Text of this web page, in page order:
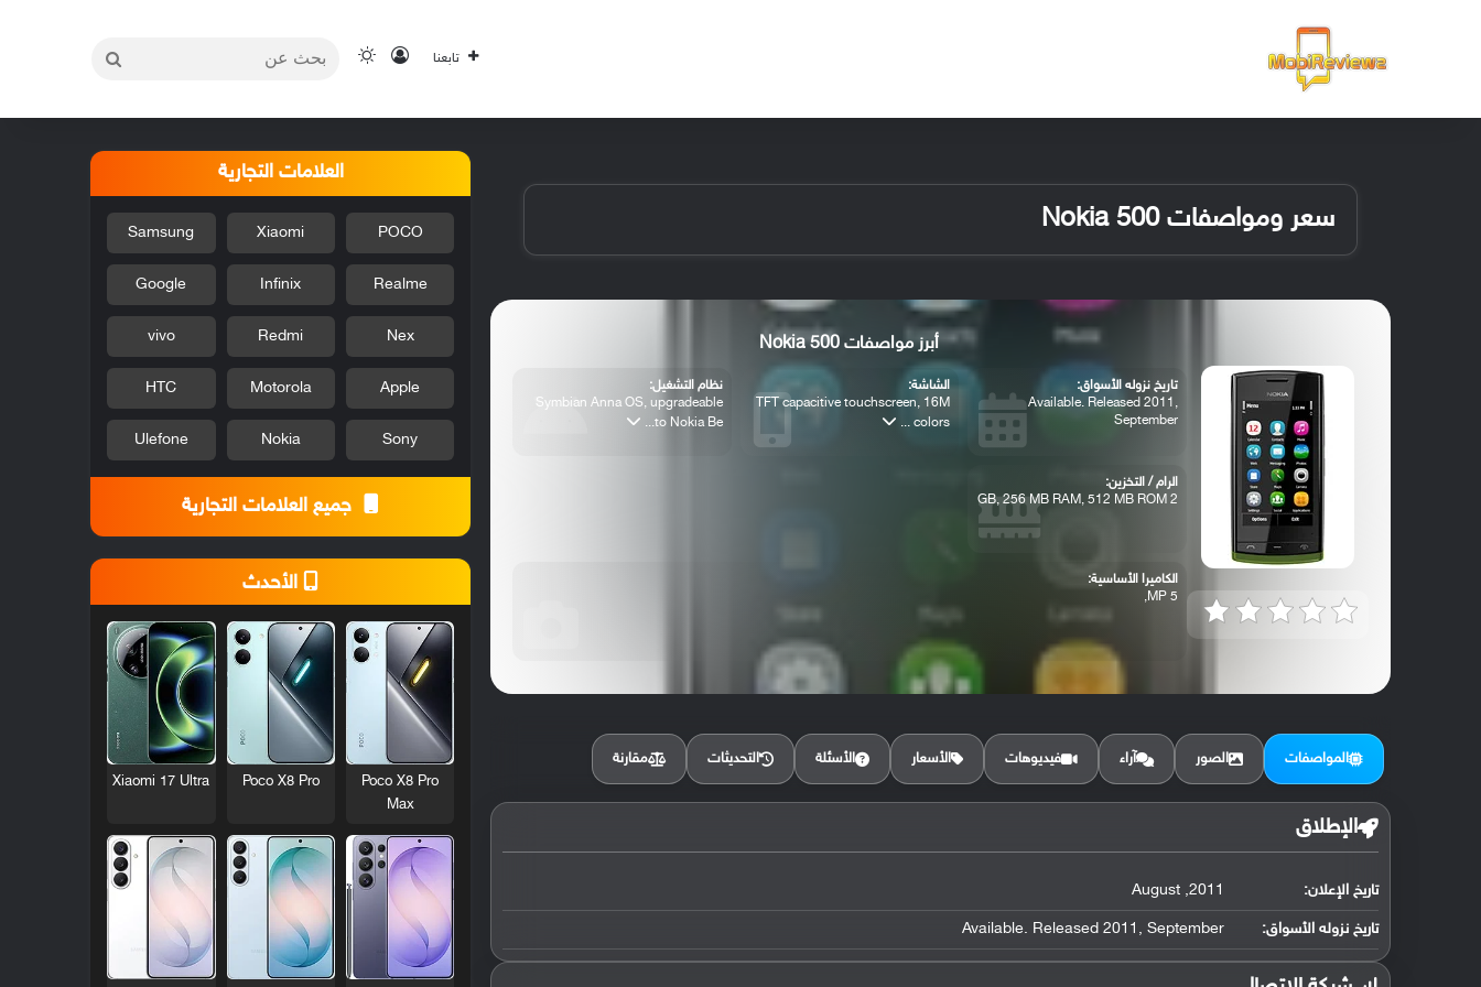
تابعنا تسجيل الدخول
الوضع المظلم
سعر ومواصفات Nokia 500
أبرز مواصفات Nokia 500
تاريخ نزوله الأسواق:
Available. Released 2011,
September
الشاشة:
TFT capacitive touchscreen, 16M
colors ...
نظام التشغيل:
Symbian Anna OS, upgradeable
to Nokia Be...
الرام / التخزين:
2 GB, 256 MB RAM, 512 MB ROM
الكاميرا الأساسية:
5 MP,
المواصفات الصور آراء فيديوهات الأسعار الأسئلة التحديثات مقارنة
الإطلاق
تاريخ الإعلان: 2011, August
تاريخ نزوله الأسواق: Available. Released 2011, September
العلامات التجارية
POCO
Xiaomi
Samsung
Realme
Infinix
Google
Nex
Redmi
vivo
Apple
Motorola
HTC
Sony
Nokia
Ulefone
جميع العلامات التجارية
الأحدث
Poco X8 Pro
Max
Poco X8 Pro
Xiaomi 17 Ultra